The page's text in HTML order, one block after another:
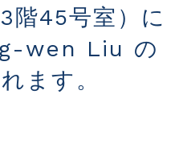
階45号室）に
wen Liu の
ます。